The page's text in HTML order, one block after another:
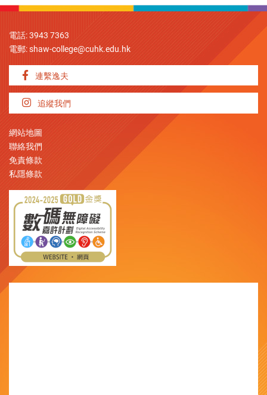
電話: 3943 7363
電郵:shaw-college@cuhk.edu.hk
連繫逸夫
追縱我們
網站地圖
聯絡我們
免責條款
私隱條款